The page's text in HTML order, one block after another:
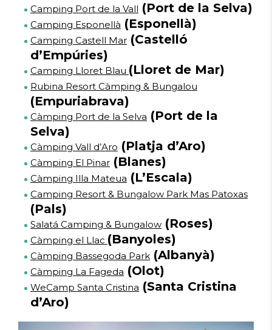
Camping Port de la Vall (Port de la Selva)
Camping Esponellà (Esponellà)
Camping Castell Mar (Castelló
d’Empúries)
Camping Lloret Blau (Lloret de Mar)
Rubina Resort Càmping & Bungalou
(Empuriabrava)
Càmping Port de la Selva (Port de la
Selva)
Càmping Vall d’Aro (Platja d’Aro)
Càmping El Pinar (Blanes)
Càmping Illa Mateua (L’Escala)
Camping Resort & Bungalow Park Mas Patoxas
(Pals)
Salatá Camping & Bungalow (Roses)
Càmping el Llac (Banyoles)
Càmping Bassegoda Park (Albanyà)
Càmping La Fageda (Olot)
WeCamp Santa Cristina (Santa Cristina
d’Aro)